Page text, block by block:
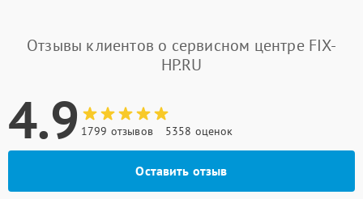
Отзывы клиентов о сервисном центре FIX-
HP.RU
4.9 1799 отзывов 5358 оценок
Оставить отзыв